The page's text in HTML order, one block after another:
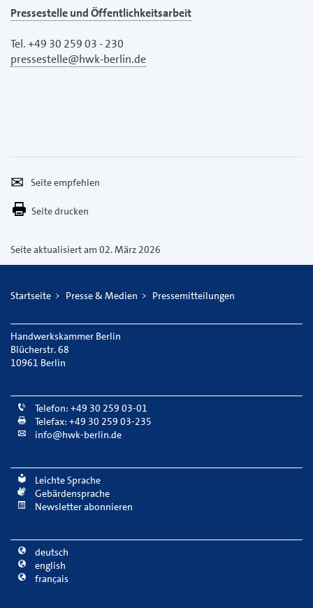
Pressestelle und Öffentlichkeitsarbeit
Tel. +49 30 259 03 - 230
pressestelle@hwk-berlin.de
empfehlen
Per
E-
versenden
Seite drucken
Seite aktualisiert am 02. März 2026
Startseite Presse & Medien Pressemitteilungen
Handwerkskammer Berlin
Blücherstr. 68
10961 Berlin
Telefon: +49 30 259 03-01
Telefax: +49 30 259 03-235
info@hwk-berlin.de
Leichte Sprache
Gebärdensprache
Newsletter abonnieren
deutsch
english
français